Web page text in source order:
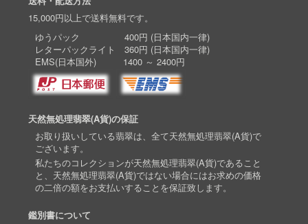
15,000円以上で送料無料です。
ゆうパック 400円 (日本国内一律)
レターパックライト 360円 (日本国内一律)
EMS(日本国外) 1400 ～ 2400円
天然無処理翡翠(A貨)の保証
お取り扱いしている翡翠は、全て天然無処理翡翠(A貨)で
ございます。
私たちのコレクションが天然無処理翡翠(A貨)であること
と、天然無処理翡翠(A貨)ではない場合にはお求めの価格
の二倍の額をお支払いすることを保証致します。
鑑別書について